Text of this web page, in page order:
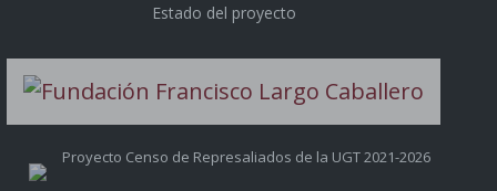
Estado del proyecto
Proyecto Censo de Represaliados de la UGT 2021-2026